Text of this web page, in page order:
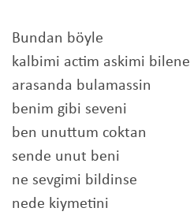
Bundan böyle
kalbimi actim askimi bilene
arasanda bulamassin
benim gibi seveni
ben unuttum coktan
sende unut beni
ne sevgimi bildinse
nede kiymetini